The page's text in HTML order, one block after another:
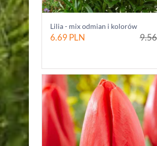
Lilia - mix odmian i kolorów
6.69PLN 9.56